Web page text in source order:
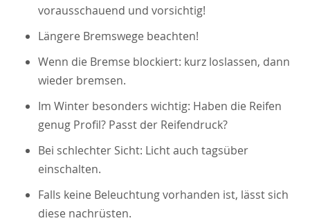
vorausschauend und vorsichtig!
Längere Bremswege beachten!
Wenn die Bremse blockiert: kurz loslassen, dann
wieder bremsen.
Im Winter besonders wichtig: Haben die Reifen
genug Profil? Passt der Reifendruck?
Bei schlechter Sicht: Licht auch tagsüber
einschalten.
Falls keine Beleuchtung vorhanden ist, lässt sich
diese nachrüsten.